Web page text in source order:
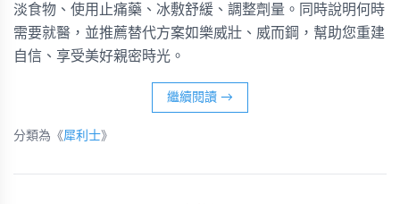
淡食物、使用止痛藥、冰敷舒緩、調整劑量。同時說明何時
需要就醫，並推薦替代方案如樂威壯、威而鋼，幫助您重建
自信、享受美好親密時光。
繼續閱讀 →
分類為《犀利士》